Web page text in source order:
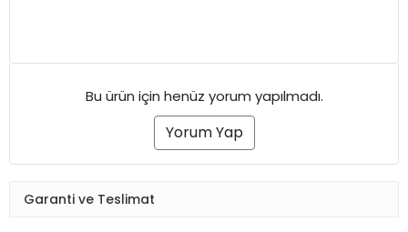
Bu ürün için henüz yorum yapılmadı.
Yorum Yap
Garanti ve Teslimat